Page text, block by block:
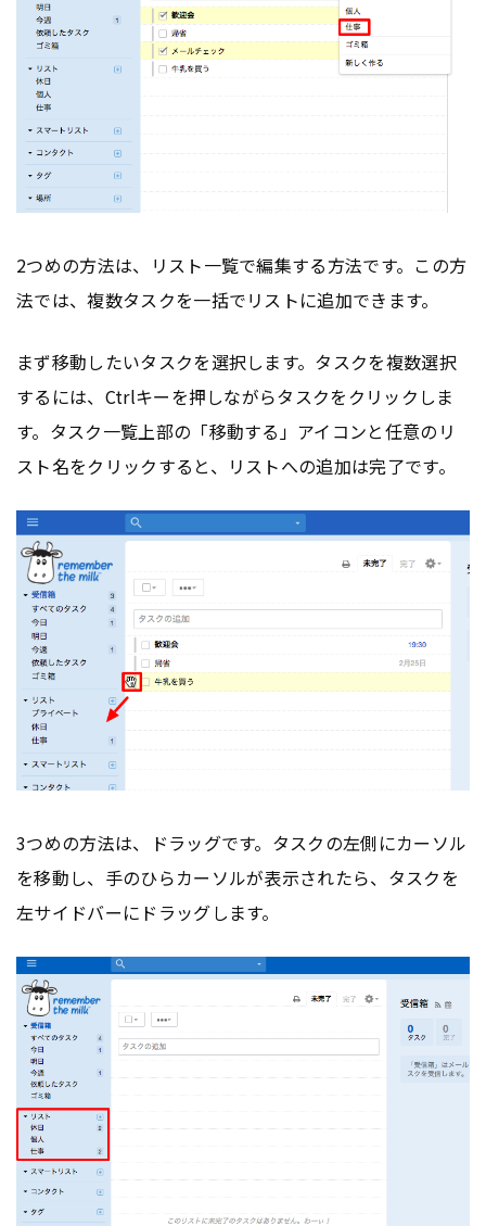
2つめの方法は、リスト一覧で編集する方法です。この方
法では、複数タスクを一括でリストに追加できます。
まず移動したいタスクを選択します。タスクを複数選択
するには、Ctrlキーを押しながらタスクをクリックしま
す。タスク一覧上部の「移動する」アイコンと任意のリ
スト名をクリックすると、リストへの追加は完了です。
3つめの方法は、ドラッグです。タスクの左側にカーソル
を移動し、手のひらカーソルが表示されたら、タスクを
左サイドバーにドラッグします。